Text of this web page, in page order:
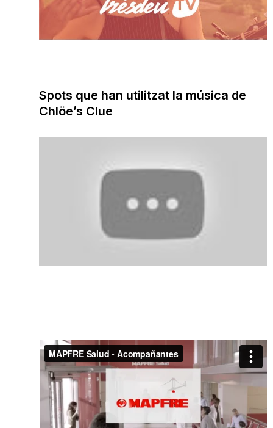
Spots que han utilitzat la música de
Chlöe’s Clue